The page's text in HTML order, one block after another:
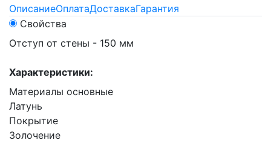
ОписаниеОплатаДоставкаГарантия
Свойства
Отступ от стены - 150 мм
Характеристики:
Материалы основные
Латунь
Покрытие
Золочение